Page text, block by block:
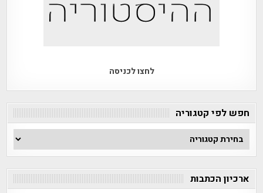
לחצו לכניסה
חפש לפי קטגוריה
חפש
לפי
קטגוריה
ארכיון הכתבות